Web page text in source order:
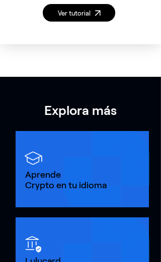
Ver tutorial
Explora más
Aprende
Crypto en tu idioma